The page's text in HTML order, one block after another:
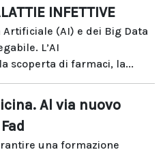
INFETTIVE
(AI) e dei Big Data
L’AI
scoperta di farmaci, la...
Al via nuovo
una formazione